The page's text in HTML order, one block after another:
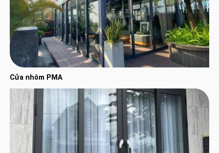
Cửa nhôm PMA